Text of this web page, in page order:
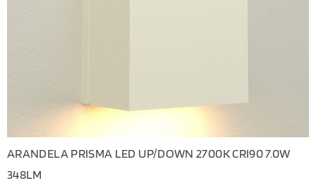
ARANDELA PRISMA LED UP/DOWN 2700K CRI90 7.0W
348LM